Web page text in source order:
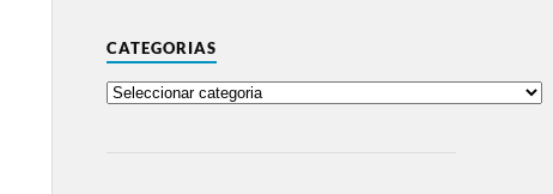
CATEGORIAS